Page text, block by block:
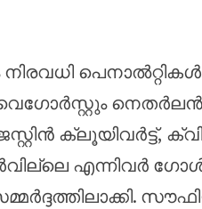
നിരവധി
ക്ലൂയിവർട്ട്,
എന്നിവർ ഗോൾ